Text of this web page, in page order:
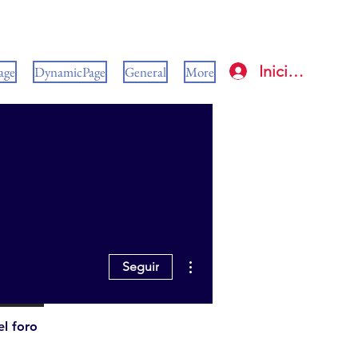
DynamicPage General More Iniciar sesión
Seguir
foro